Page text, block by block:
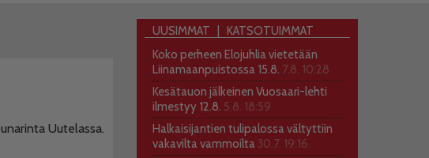
Uutelassa.
UUSIMMAT
KATSOTUIMMAT
Koko perheen Elojuhlia vietetään
Liinamaanpuistossa 15.8. 7.8. 10:28
Kesätauon jälkeinen Vuosaari-lehti
ilmestyy 12.8. 5.8. 18:59
Halkaisijantien tulipalossa vältyttiin
vakavilta vammoilta 30.7. 19:16